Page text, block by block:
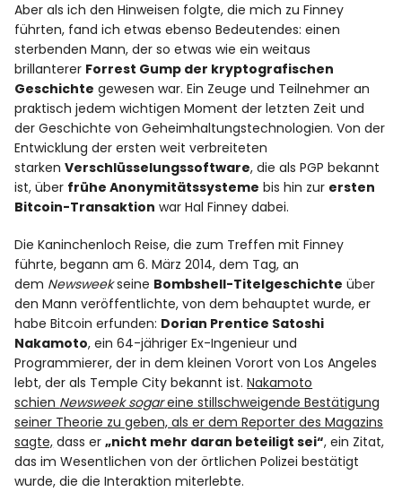
Aber als ich den Hinweisen folgte, die mich zu Finney
führten, fand ich etwas ebenso Bedeutendes: einen
sterbenden Mann, der so etwas wie ein weitaus
brillanterer Forrest Gump der kryptografischen
Geschichte gewesen war. Ein Zeuge und Teilnehmer an
praktisch jedem wichtigen Moment der letzten Zeit und
der Geschichte von Geheimhaltungstechnologien. Von der
Entwicklung der ersten weit verbreiteten
starkenVerschlüsselungssoftware, die als PGP bekannt
ist, über frühe Anonymitätssysteme bis hin zur ersten
Bitcoin-Transaktion war Hal Finney dabei.
Die Kaninchenloch Reise, die zum Treffen mit Finney
führte, begann am 6. März 2014, dem Tag, an
dem Newsweekseine Bombshell-Titelgeschichte über
den Mann veröffentlichte, von dem behauptet wurde, er
habe Bitcoin erfunden: Dorian Prentice Satoshi
Nakamoto, ein 64-jähriger Ex-Ingenieur und
Programmierer, der in dem kleinen Vorort von Los Angeles
lebt, der als Temple City bekannt ist.Nakamoto
schien Newsweek sogareine stillschweigende Bestätigung
seiner Theorie zu geben, als er dem Reporter des Magazins
sagte, dass er„nicht mehr daran beteiligt sei“, ein Zitat,
das im Wesentlichen von der örtlichen Polizei bestätigt
wurde, die die Interaktion miterlebte.